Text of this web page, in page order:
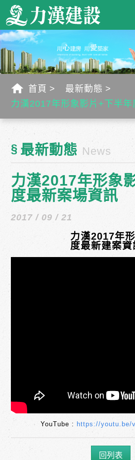
關於力
漢
最新消
息
作品介
紹
力漢
堂
首頁
最新動態
力漢2017年形象影片+下半
§ 最新動態 News
力漢2017年形象
度最新案場資訊
2017 / 09 / 21
力漢2017年
度最新建案資
YouTube : https://youtu.be/
回列表